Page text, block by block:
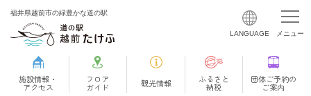
福井県越前市の緑豊かな道の駅
施設情報・
アクセス
フロア
ガイド 観光情報 ふるさと
納税
団体ご予約の
ご案内